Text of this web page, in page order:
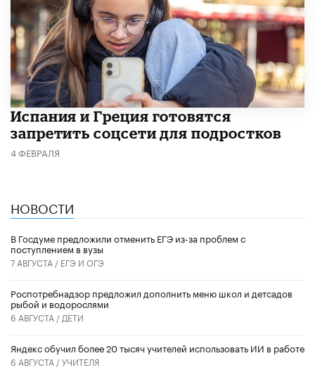
Испания и Греция готовятся
запретить соцсети для подростков
4 ФЕВРАЛЯ
НОВОСТИ
В Госдуме предложили отменить ЕГЭ из-за проблем с
поступлением в вузы
7 АВГУСТА / ЕГЭ И ОГЭ
Роспотребнадзор предложил дополнить меню школ и детсадов
рыбой и водорослями
6 АВГУСТА / ДЕТИ
​Яндекс обучил более 20 тысяч учителей использовать ИИ в работе
6 АВГУСТА /УЧИТЕЛЯ